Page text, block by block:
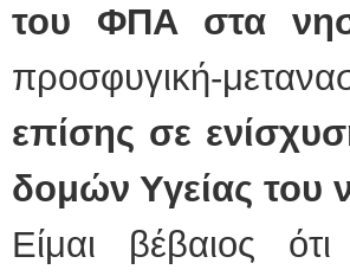
του ΦΠΑ στα
προσφυγική-
επίσης σε
δομών Υγείας του
Είμαι βέβαιος